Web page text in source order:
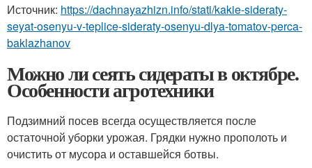
Источник: https://dachnayazhizn.info/stati/kakie-sideraty-
seyat-osenyu-v-teplice-sideraty-osenyu-dlya-tomatov-perca-
baklazhanov
Можно ли сеять сидераты в октябре.
Особенности агротехники
Подзимний посев всегда осуществляется после
остаточной уборки урожая. Грядки нужно прополоть и
очистить от мусора и оставшейся ботвы.